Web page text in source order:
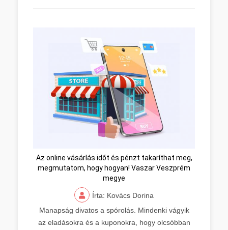
Az online vásárlás időt és pénzt takaríthat meg,
megmutatom, hogy hogyan! Vaszar Veszprém
megye
Írta: Kovács Dorina
Manapság divatos a spórolás. Mindenki vágyik
az eladásokra és a kuponokra, hogy olcsóbban